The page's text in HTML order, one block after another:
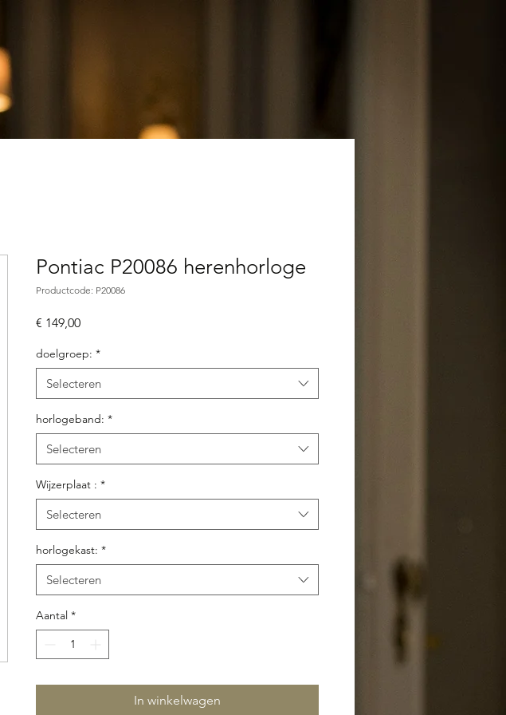
Pontiac P20086 herenhorloge
Productcode: P20086
€ 149,00Prijs
doelgroep: *
Selecteren
horlogeband: *
Selecteren
Wijzerplaat : *
Selecteren
horlogekast: *
Selecteren
Aantal *
In winkelwagen